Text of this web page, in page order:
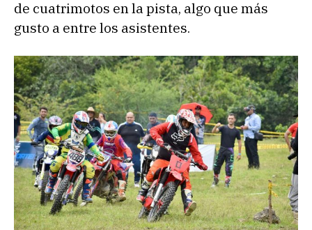
de cuatrimotos en la pista, algo que más
gusto a entre los asistentes.